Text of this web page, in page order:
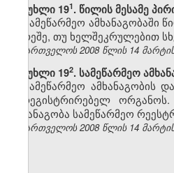
მუხლი 19​1. წილის მესამე
სამეწარმეო ამხანაგობაში
გარეშე, თუ ხელშეკრულებით
საქართველოს 2008 წლის 14
მუხლი 19​2. სამეწარმეო
სამეწარმეო ამხანაგობის
მარეგისტრირებელ
ამხანაგობა სამეწარმეო
საქართველოს 2008 წლის 14